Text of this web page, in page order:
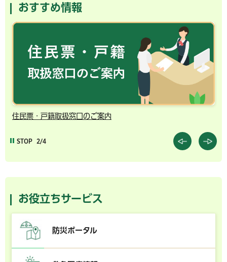
おすすめ情報
住民票・戸籍取扱窓口のご案内
STOP 2/4
お役立ちサービス
防災ポータル